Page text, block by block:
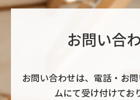
お問い合
お問い合わせは、電話・お
ムにて受け付けてお